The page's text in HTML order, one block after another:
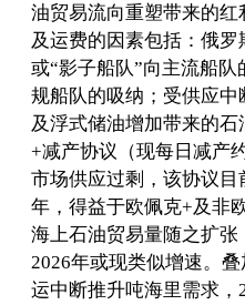
油贸易流向重塑带来的
及运费的因素包括：俄罗
或“影子船队”向主流船
规船队的吸纳；受供应
及浮式储油增加带来的
+减产协议（现每日减产
市场供应过剩，该协议
年，得益于欧佩克+及非
海上石油贸易量随之扩张
2026年或现类似增速。
运中断推升吨海里需求